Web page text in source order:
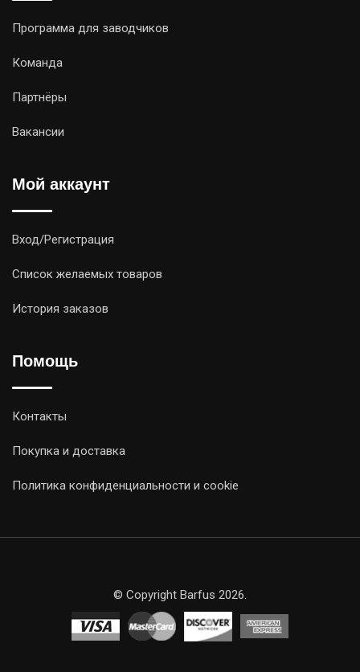
Программа для заводчиков
Команда
Партнёры
Вакансии
Мой аккаунт
Вход/Регистрация
Список желаемых товаров
История заказов
Помощь
Контакты
Покупка и доставка
Политика конфиденциальности и cookie
© Copyright Barfus 2026.